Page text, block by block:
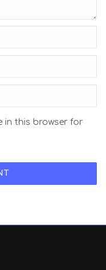
in this browser for